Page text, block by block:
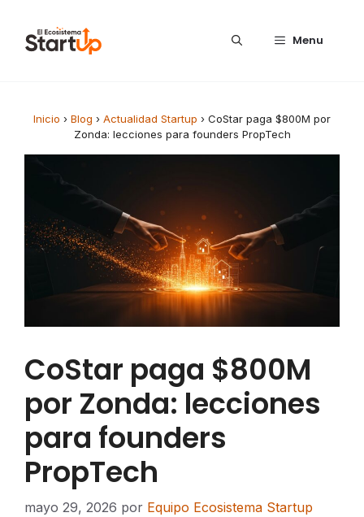
Menu
Inicio › Blog › Actualidad Startup › CoStar paga $800M por
Zonda: lecciones para founders PropTech
CoStar paga $800M
por Zonda: lecciones
para founders
PropTech
mayo 29, 2026 por Equipo Ecosistema Startup